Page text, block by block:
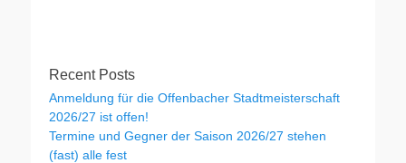
Recent Posts
Anmeldung für die Offenbacher Stadtmeisterschaft
2026/27 ist offen!
Termine und Gegner der Saison 2026/27 stehen
(fast) alle fest